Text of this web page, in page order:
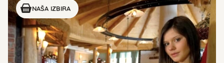
NAŠA IZBIRA